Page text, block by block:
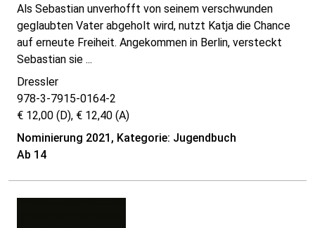
Als Sebastian unverhofft von seinem verschwunden
geglaubten Vater abgeholt wird, nutzt Katja die Chance
auf erneute Freiheit. Angekommen in Berlin, versteckt
Sebastian sie ...
Dressler
978-3-7915-0164-2
€ 12,00 (D), € 12,40 (A)
Nominierung 2021, Kategorie: Jugendbuch
Ab 14